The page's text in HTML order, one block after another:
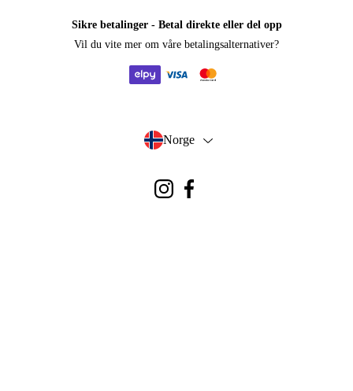
Sikre betalinger - Betal direkte eller del opp
Vil du vite mer om våre betalingsalternativer?
Norge
- Velg land